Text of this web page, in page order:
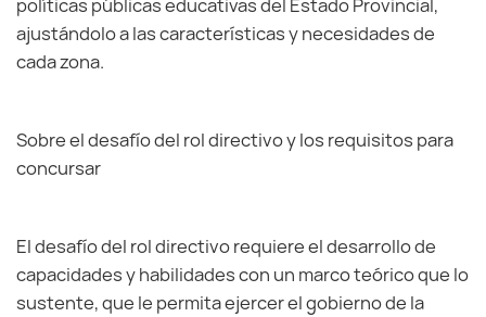
políticas públicas educativas del Estado Provincial,
ajustándolo a las características y necesidades de
cada zona.
Sobre el desafío del rol directivo y los requisitos para
concursar
El desafío del rol directivo requiere el desarrollo de
capacidades y habilidades con un marco teórico que lo
sustente, que le permita ejercer el gobierno de la